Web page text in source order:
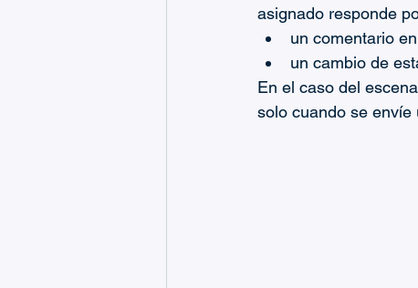
asignado responde
un comentario
un cambio de
En el caso del
solo cuando se envíe